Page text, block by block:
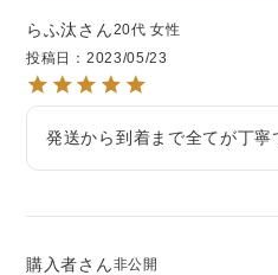
らふ汰 20代 女性
投稿日
2023/05/23
発送から到着まで全てが丁寧
購入者
非公開